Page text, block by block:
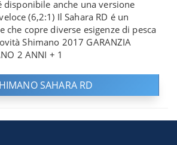
disponibile anche una versione
(6,2:1) Il Sahara RD é un
che copre diverse esigenze di pesca
Shimano 2017 GARANZIA
2 ANNI + 1
SAHARA RD